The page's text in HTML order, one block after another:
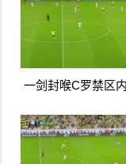
一剑封喉C罗禁区
967球